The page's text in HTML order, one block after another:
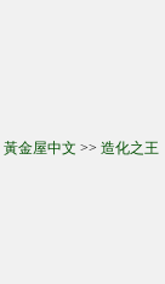
黃金屋中文 >> 造化之王